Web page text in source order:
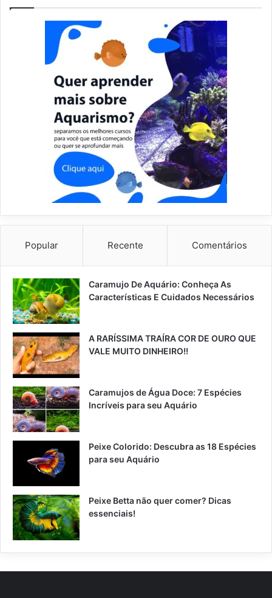
Popular Recente Comentários
Caramujo De Aquário: Conheça As
Características E Cuidados Necessários
A RARÍSSIMA TRAÍRA COR DE OURO QUE
VALE MUITO DINHEIRO!!
Caramujos de Água Doce: 7 Espécies
Incríveis para seu Aquário
Peixe Colorido: Descubra as 18 Espécies
para seu Aquário
Peixe Betta não quer comer? Dicas
essenciais!